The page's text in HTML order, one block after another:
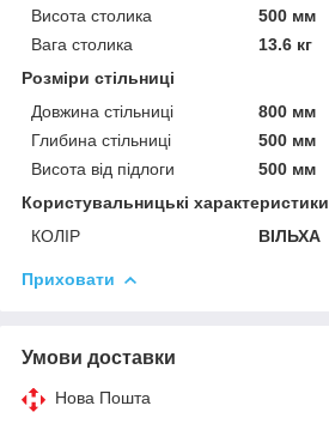
Висота столика
500 мм
Вага столика
13.6 кг
Розміри стільниці
Довжина стільниці
800 мм
Глибина стільниці
500 мм
Висота від підлоги
500 мм
Користувальницькі характеристики
КОЛІР
ВІЛЬХА
Приховати
Умови доставки
Нова Пошта